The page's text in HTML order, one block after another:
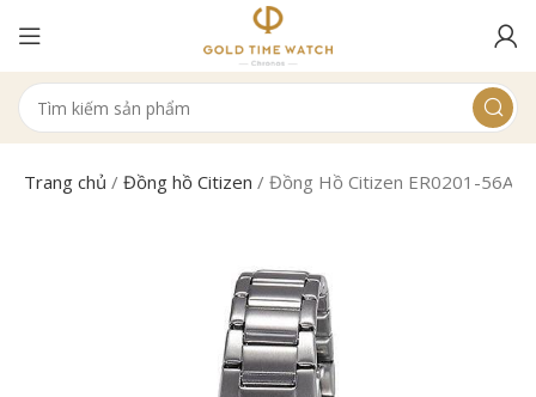
Trang chủ /Đồng hồ Citizen /Đồng Hồ Citizen ER0201-56A